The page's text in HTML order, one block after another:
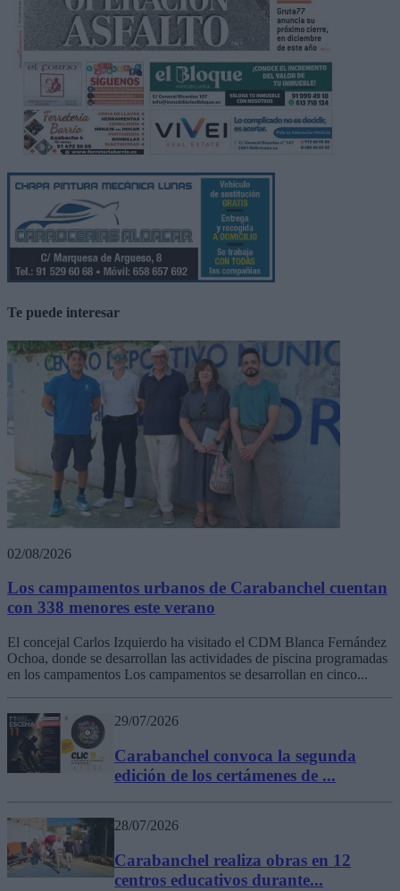
Te puede interesar
02/08/2026
Los campamentos urbanos de Carabanchel cuentan
con 338 menores este verano
El concejal Carlos Izquierdo ha visitado el CDM Blanca Fernández
Ochoa, donde se desarrollan las actividades de piscina programadas
en los campamentos Los campamentos se desarrollan en cinco...
29/07/2026
Carabanchel convoca la segunda
edición de los certámenes de ...
28/07/2026
Carabanchel realiza obras en 12
centros educativos durante...